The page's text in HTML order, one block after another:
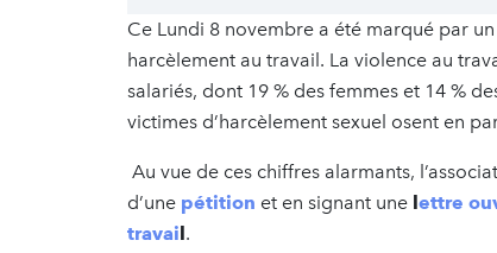
Ce Lundi 8 novembre a été marqué par
harcèlement au travail. La violence au
salariés, dont 19 % des femmes et 14 %
victimes d’harcèlement sexuel osent en
Au vue de ces chiffres alarmants,
d’une pétition et en signant une lettre
travail.